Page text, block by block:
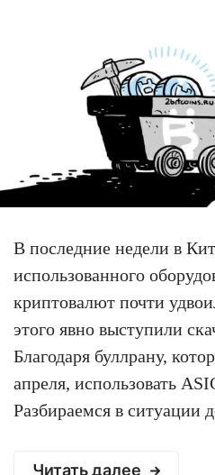
В последние недели в
использованного
криптовалют почти
этого явно выступили
Благодаря буллрану,
апреля, использовать
Разбираемся в ситуации
Читать далее